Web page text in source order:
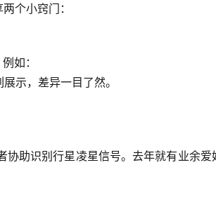
个小窍门：
如：
示，差异一目了然。
助识别行星凌星信号。去年就有业余爱